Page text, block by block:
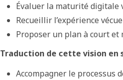
Évaluer la maturité digitale
Recueillir l’expérience
Proposer un plan à court
Traduction de cette vision en
Accompagner le processus